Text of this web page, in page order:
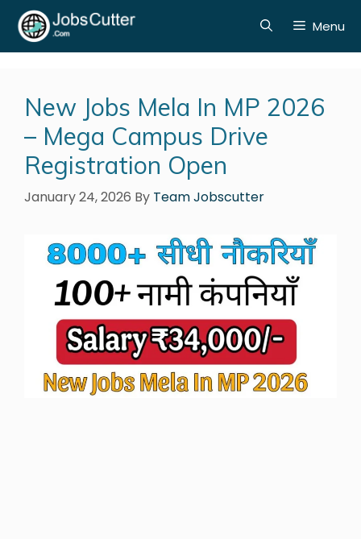
Menu
New Jobs Mela In MP 2026
– Mega Campus Drive
Registration Open
January 24, 2026 By Team Jobscutter